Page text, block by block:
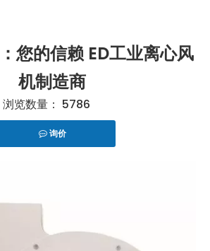
您的信赖 ED工业离心风
机制造商
浏览数量： 5786
询价